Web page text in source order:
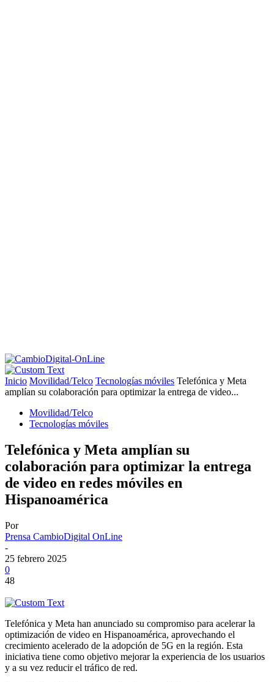
Inicio Movilidad/Telco Tecnologías móviles Telefónica y Meta
amplían su colaboración para optimizar la entrega de video...
Movilidad/Telco
Tecnologías móviles
Telefónica y Meta amplían su
colaboración para optimizar la entrega
de video en redes móviles en
Hispanoamérica
Por
Prensa CambioDigital OnLine
-
25 febrero 2025
0
48
Telefónica y Meta han anunciado su compromiso para acelerar la
optimización de video en Hispanoamérica, aprovechando el
crecimiento acelerado de la adopción de 5G en la región. Esta
iniciativa tiene como objetivo mejorar la experiencia de los usuarios
y a su vez reducir el tráfico de red.